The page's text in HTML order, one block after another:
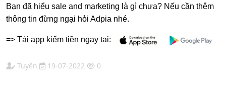
Bạn đã hiểu sale and marketing là gì chưa? Nếu cần thêm
thông tin đừng ngại hỏi Adpia nhé.
=> Tải app kiếm tiền ngay tại:
Tuyên 19-07-2022 0